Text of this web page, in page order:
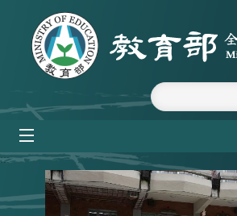
跳到主要內容區塊
:::